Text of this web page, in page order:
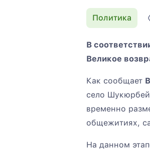
Политика
В
Великое
Как сообщает
село
временно
общежитиях,
На данном